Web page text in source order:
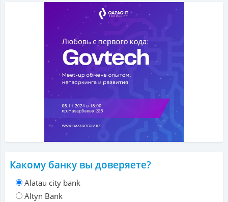
Какому банку вы доверяете?
Alatau city bank
Altyn Bank